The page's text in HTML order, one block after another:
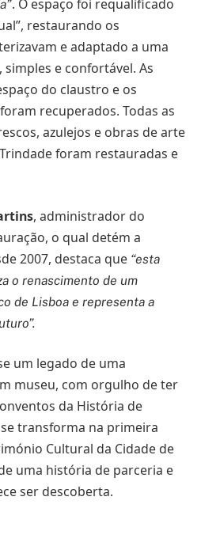
. O espaço foi requalificado
restaurando os
e adaptado a uma
e confortável. As
do claustro e os
recuperados. Todas as
azulejos e obras de arte
foram restauradas e
, administrador do
o qual detém a
2007, destaca que “esta
o renascimento de um
de Lisboa e representa a
um legado de uma
museu, com orgulho de ter
da História de
transforma na primeira
Cultural da Cidade de
uma história de parceria e
ser descoberta.